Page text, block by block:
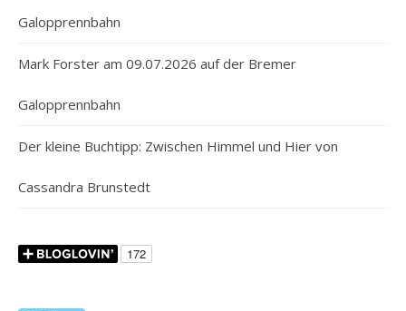
Galopprennbahn
Mark Forster am 09.07.2026 auf der Bremer
Galopprennbahn
Der kleine Buchtipp: Zwischen Himmel und Hier von
Cassandra Brunstedt